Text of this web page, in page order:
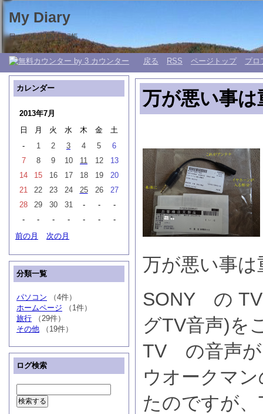
My Diary
日々の生活 My 日記帳。
戻る RSS ページトップ プロ
万が悪い事
万が悪い事
SONY の TV
グTV音声)を
TV の音声が
ウオークマ
たのですが
カレンダー
2013年7月
日
月 火 水 木 金
土
-
1 2 3 4 5
6
7
8 9 10 11 12
13
14
15 16 17 18 19
20
21
22 23 24 25 26
27
28
29 30 31 - -
-
-
- - - - -
-
前の月
次の月
分類一覧
パソコン （4件）
ホームページ （1件）
旅行 （29件）
その他 （19件）
ログ検索